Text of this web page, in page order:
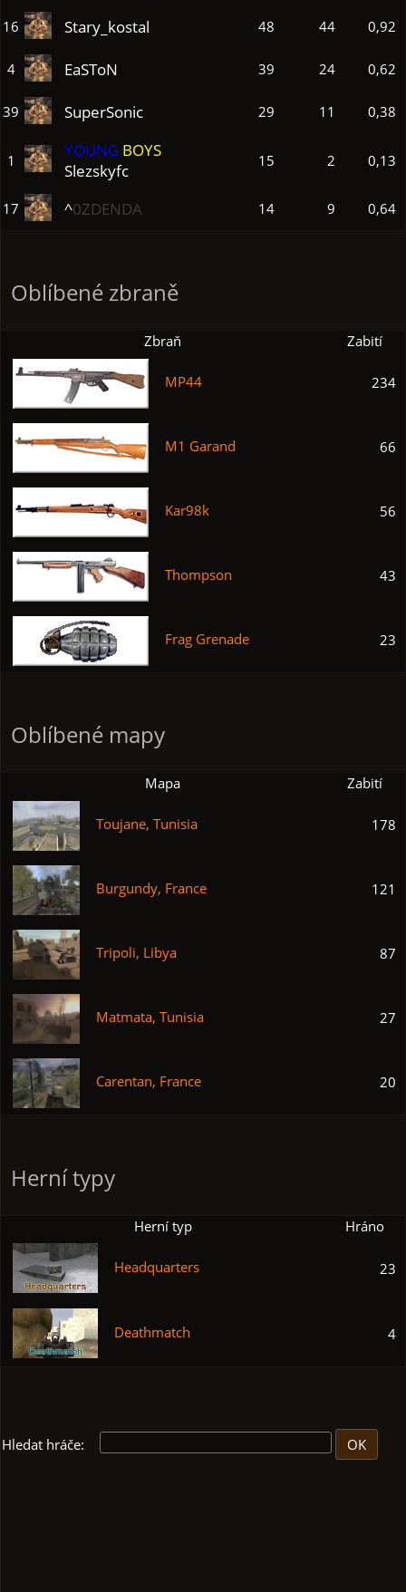
16 Stary_kostal 48 44 0,92
4 EaSToN 39 24 0,62
39 SuperSonic 29 11 0,38
1 YOUNG BOYS
Slezskyfc
15 2 0,13
17 ^0ZDENDA 14 9 0,64
Oblíbené zbraně
Zbraň Zabití
MP44 234
M1 Garand 66
Kar98k 56
Thompson 43
Frag Grenade 23
Oblíbené mapy
Mapa Zabití
Toujane, Tunisia 178
Burgundy, France 121
Tripoli, Libya 87
Matmata, Tunisia 27
Carentan, France 20
Herní typy
Herní typ Hráno
Headquarters 23
Deathmatch 4
Hledat hráče: